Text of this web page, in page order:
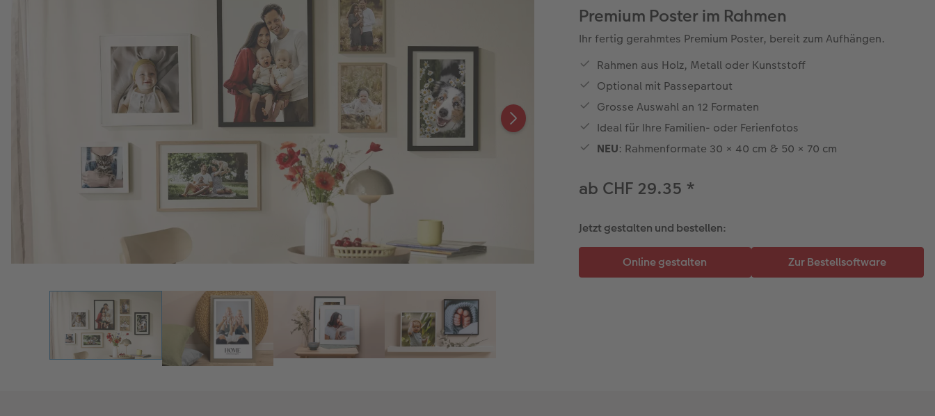
Premium Poster im Rahmen
Ihr fertig gerahmtes Premium Poster, bereit zum Aufhängen.
Rahmen aus Holz, Metall oder Kunststoff
Optional mit Passepartout
Grosse Auswahl an 12 Formaten
Ideal für Ihre Familien- oder Ferienfotos
NEU: Rahmenformate 30 × 40 cm & 50 × 70 cm
ab CHF 29.35 *
Jetzt gestalten und bestellen: